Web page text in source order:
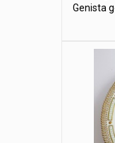
Genista